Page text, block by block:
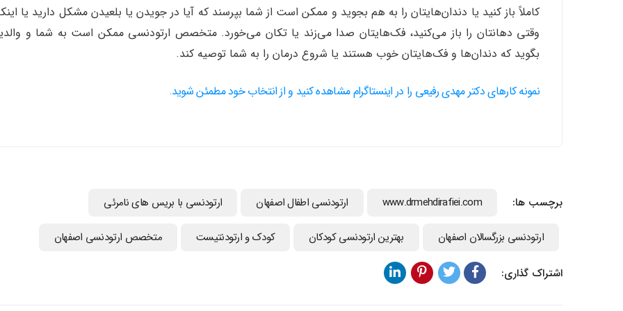
کاملاً باز کنید یا دندان‌هایتان را به هم بجوید و ممکن است از شما بپرسند که آیا در جویدن یا بلعیدن مشکل دارید یا
وقتی دهانتان را باز می‌کنید، فک‌هایتان صدا می‌زند یا تکان می‌خورد. متخصص ارتودنسی ممکن است به شما و
بگوید که دندان‌ها و فک‌هایتان خوب هستند یا شروع درمان را به شما توصیه کند.
نمونه کارهای دکتر مهدی رفیعی را در اینستاگرام مشاهده کنید و از انتخاب خود مطمئن شوید.
برچسب ها: www.drmehdirafiei.com ارتودنسي اطفال اصفهان ارتودنسی با بریس های نامرئی
ارتودنسی بزرگسالان اصفهان بهترین ارتودنسی کودکان کودک و ارتودنتیست متخصص ارتودنسی اصفهان
اشتراک گذاری: